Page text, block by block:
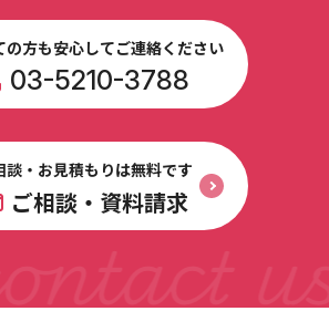
の方も安心してご連絡ください
03-5210-3788
談・お見積もりは無料です
ご相談・資料請求